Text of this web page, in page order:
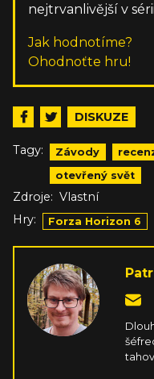
nejtrvanlivější v
Jak hodnotíme?
Ohodnoťte hru!
DISKUZE
Tagy: Závody
otevřený svět
Zdroje: Vlastní
Hry:
Forza Horizon 6